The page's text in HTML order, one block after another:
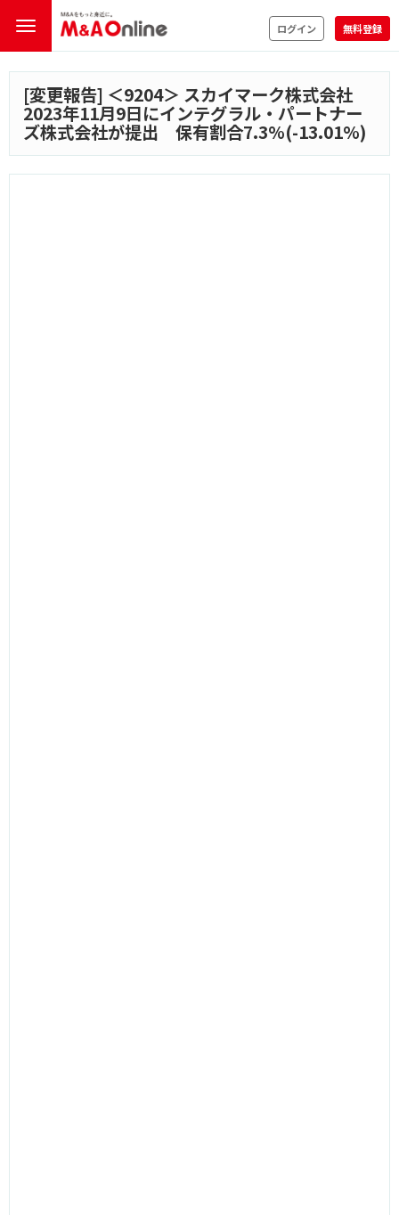
ログイン 無料登録
[変更報告] ＜9204＞ スカイマーク株式会社
2023年11月9日にインテグラル・パートナー
ズ株式会社が提出 保有割合7.3%(-13.01%)